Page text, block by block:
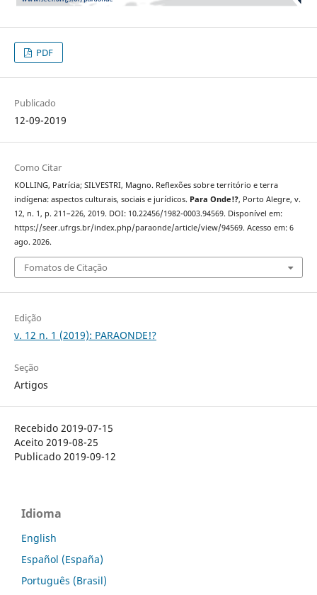
PDF
Publicado
12-09-2019
Como Citar
KOLLING, Patrícia; SILVESTRI, Magno. Reflexões sobre território e terra
indígena: aspectos culturais, sociais e jurídicos. Para Onde!?, Porto Alegre, v.
12, n. 1, p. 211–226, 2019. DOI: 10.22456/1982-0003.94569. Disponível em:
https://seer.ufrgs.br/index.php/paraonde/article/view/94569. Acesso em: 6
ago. 2026.
Fomatos de Citação
Edição
v. 12 n. 1 (2019): PARAONDE!?
Seção
Artigos
Recebido 2019-07-15
Aceito 2019-08-25
Publicado 2019-09-12
Idioma
English
Español (España)
Português (Brasil)